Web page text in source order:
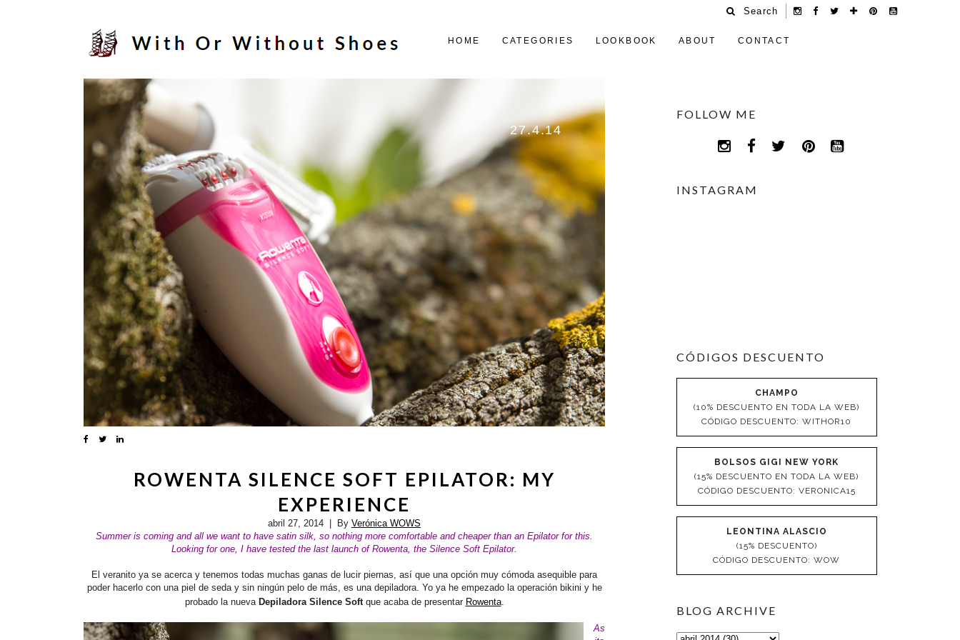
Search
HOME CATEGORIES LOOKBOOK ABOUT CONTACT
27.4.14
ROWENTA SILENCE SOFT EPILATOR: MY
EXPERIENCE
abril 27, 2014 | By Verónica WOWS
Summer is coming and all we want to have satin silk, so nothing more comfortable and cheaper than an Epilator for this.
Looking for one, I have tested the last launch of Rowenta, the Silence Soft Epilator.
El veranito ya se acerca y tenemos todas muchas ganas de lucir piernas, así que una opción muy cómoda asequible para
poder hacerlo con una piel de seda y sin ningún pelo de más, es una depiladora. Yo ya he empezado la operación bikini y he
probado la nueva Depiladora Silence Softque acaba de presentar Rowenta.
As
FOLLOW ME
INSTAGRAM
CÓDIGOS DESCUENTO
CHAMPO
(10% DESCUENTO EN TODA LA WEB)
CÓDIGO DESCUENTO: WITHOR10
BOLSOS GIGI NEW YORK
(15% DESCUENTO EN TODA LA WEB)
CÓDIGO DESCUENTO: VERONICA15
LEONTINA ALASCIO
(15% DESCUENTO)
CÓDIGO DESCUENTO: WOW
BLOG ARCHIVE